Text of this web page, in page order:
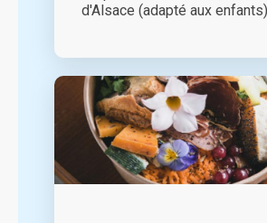
d'Alsace (adapté aux